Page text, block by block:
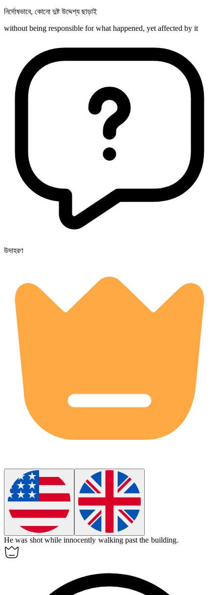
নির্দোষভাবে, কোনো দুষ্ট উদ্দেশ্য ছাড়াই
without being responsible for what happened, yet affected by it
উদাহরণ
He was shot whileinnocently walking past the building.